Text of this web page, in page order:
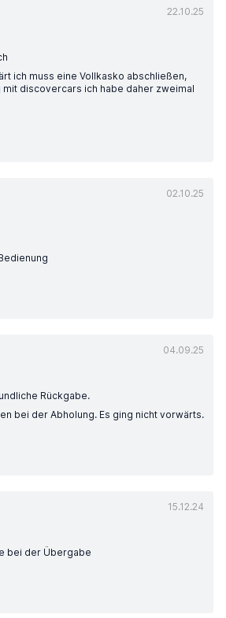
22.10.25
ich muss eine Vollkasko abschließen,
discovercars ich habe daher zweimal
02.10.25
04.09.25
Rückgabe.
bei der Abholung. Es ging nicht vorwärts.
15.12.24
bei der Übergabe